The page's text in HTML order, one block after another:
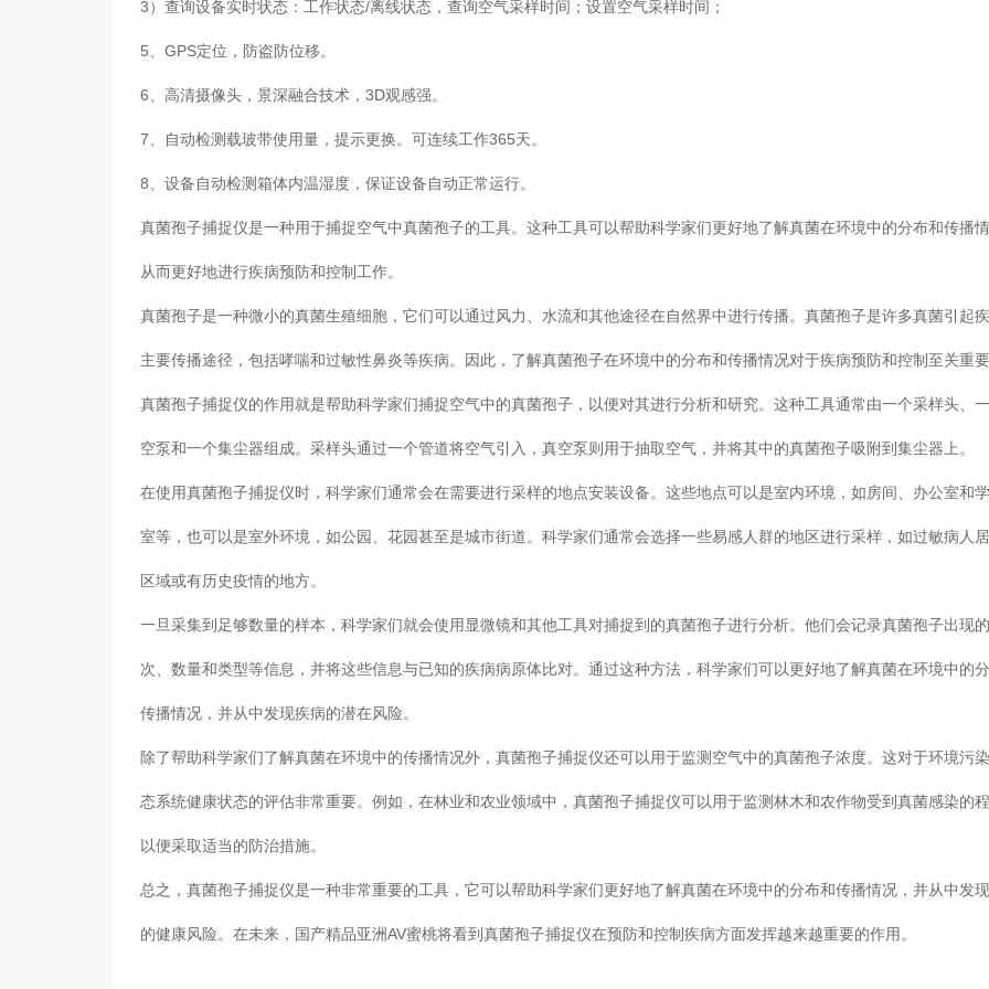
3）查询设备实时状态：工作状态/离线状态，查询空气采样时间；设置空气采样时间；
5、GPS定位，防盗防位移。
6、高清摄像头，景深融合技术，3D观感强。
7、自动检测载玻带使用量，提示更换。可连续工作365天。
8、设备自动检测箱体内温湿度，保证设备自动正常运行。
真菌孢子捕捉仪是一种用于捕捉空气中真菌孢子的工具。这种工具可以帮助科学家们更好地了解真菌在环境中的分布和传播情
从而更好地进行疾病预防和控制工作。
真菌孢子是一种微小的真菌生殖细胞，它们可以通过风力、水流和其他途径在自然界中进行传播。真菌孢子是许多真菌引起
主要传播途径，包括哮喘和过敏性鼻炎等疾病。因此，了解真菌孢子在环境中的分布和传播情况对于疾病预防和控制至关重
真菌孢子捕捉仪的作用就是帮助科学家们捕捉空气中的真菌孢子，以便对其进行分析和研究。这种工具通常由一个采样头、
空泵和一个集尘器组成。采样头通过一个管道将空气引入，真空泵则用于抽取空气，并将其中的真菌孢子吸附到集尘器上。
在使用真菌孢子捕捉仪时，科学家们通常会在需要进行采样的地点安装设备。这些地点可以是室内环境，如房间、办公室和
室等，也可以是室外环境，如公园、花园甚至是城市街道。科学家们通常会选择一些易感人群的地区进行采样，如过敏病人
区域或有历史疫情的地方。
一旦采集到足够数量的样本，科学家们就会使用显微镜和其他工具对捕捉到的真菌孢子进行分析。他们会记录真菌孢子出现
次、数量和类型等信息，并将这些信息与已知的疾病病原体比对。通过这种方法，科学家们可以更好地了解真菌在环境中的
传播情况，并从中发现疾病的潜在风险。
除了帮助科学家们了解真菌在环境中的传播情况外，真菌孢子捕捉仪还可以用于监测空气中的真菌孢子浓度。这对于环境污
态系统健康状态的评估非常重要。例如，在林业和农业领域中，真菌孢子捕捉仪可以用于监测林木和农作物受到真菌感染的程
以便采取适当的防治措施。
总之，真菌孢子捕捉仪是一种非常重要的工具，它可以帮助科学家们更好地了解真菌在环境中的分布和传播情况，并从中发
的健康风险。在未来，国产精品亚洲AV蜜桃将看到真菌孢子捕捉仪在预防和控制疾病方面发挥越来越重要的作用。